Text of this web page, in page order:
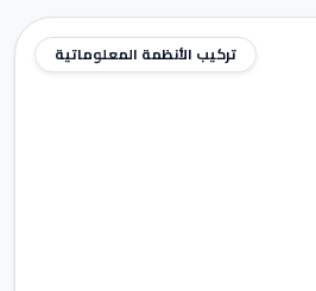
تركيب الأنظمة المعلوماتية